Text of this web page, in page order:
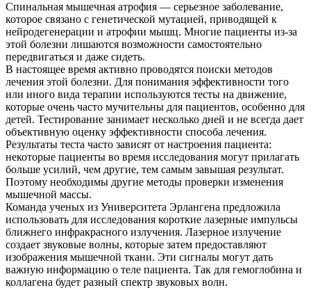
Спинальная мышечная атрофия — серьезное заболевание,
которое связано с генетической мутацией, приводящей к
нейродегенерации и атрофии мышц. Многие пациенты из-за
этой болезни лишаются возможности самостоятельно
передвигаться и даже сидеть.
В настоящее время активно проводятся поиски методов
лечения этой болезни. Для понимания эффективности того
или иного вида терапии используются тесты на движение,
которые очень часто мучительны для пациентов, особенно для
детей. Тестирование занимает несколько дней и не всегда дает
объективную оценку эффективности способа лечения.
Результаты теста часто зависят от настроения пациента:
некоторые пациенты во время исследования могут прилагать
больше усилий, чем другие, тем самым завышая результат.
Поэтому необходимы другие методы проверки изменения
мышечной массы.
Команда ученых из Университета Эрлангена предложила
использовать для исследования короткие лазерные импульсы
ближнего инфракрасного излучения. Лазерное излучение
создает звуковые волны, которые затем предоставляют
изображения мышечной ткани. Эти сигналы могут дать
важную информацию о теле пациента. Так для гемоглобина и
коллагена будет разный спектр звуковых волн.